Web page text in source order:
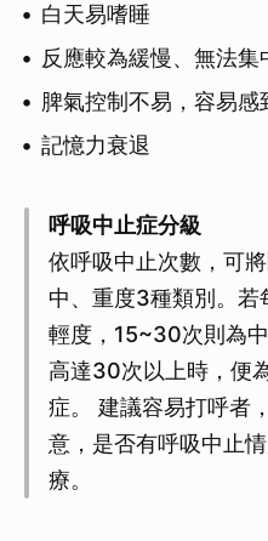
白天易嗜睡
反應較為緩慢、無法集
脾氣控制不易，容易感
記憶力衰退
呼吸中止症分級
依呼吸中止次數，可
中、重度3種類別。
輕度，15~30次則為
高達30次以上時，便
症。 建議容易打呼者
意，是否有呼吸中止
療。